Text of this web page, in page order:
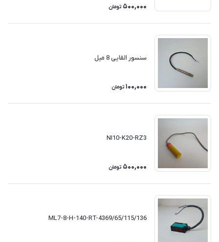
500,000 تومان
سنسور القایی 8 میل
100,000 تومان
NI10-K20-RZ3
500,000 تومان
ML7-8-H-140-RT-4369/65/115/136